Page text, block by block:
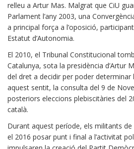
relleu a Artur Mas. Malgrat que CiU
Parlament l’any 2003, una
a principal força a l’oposició,
Estatut d’Autonomia.
El 2010, el Tribunal Constitucional
Catalunya, sota la presidència d’Artur
del dret a decidir per poder determinar
aquest sentit, la consulta del 9 de
posteriors eleccions plebiscitàries del
català.
Durant aquest període, els militants de
el 2016 posar punt i final a l’activitat